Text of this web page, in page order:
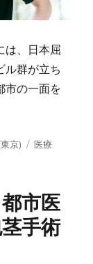
は、日本屈
ル群が立ち
市の一面を
する都市型医
京)
タ
医療
市医
手術